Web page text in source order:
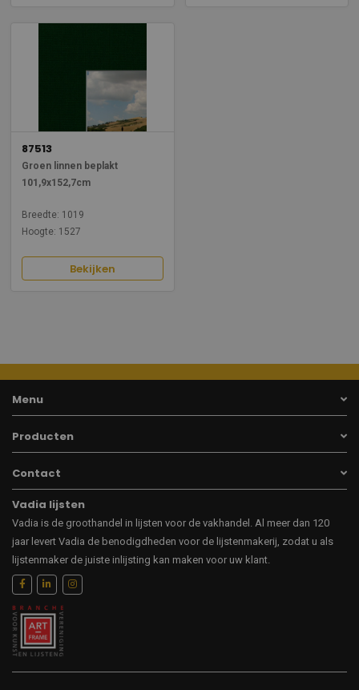
87513
Groen linnen beplakt
101,9x152,7cm
Breedte: 1019
Hoogte: 1527
Bekijken
Menu
Producten
Contact
Vadia lijsten
Vadia is de groothandel in lijsten voor de vakhandel. Al meer dan 120
jaar levert Vadia de benodigdheden voor de lijstenmakerij, zodat u als
lijstenmaker de juiste inlijsting kan maken voor uw klant.